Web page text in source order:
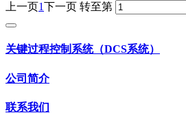
上一页1下一页 转至第
关键过程控制系统（DCS系统）
公司简介
联系我们